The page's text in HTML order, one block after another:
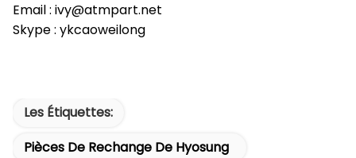
Email : ivy@atmpart.net
Skype : ykcaoweilong
Les Étiquettes:
Pièces De Rechange De Hyosung